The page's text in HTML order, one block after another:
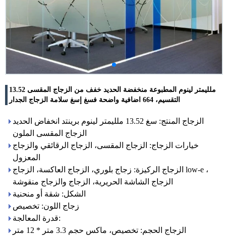
13.52 ملليمتر لينوم المطبوعة منخفضة الحديد خفف من الزجاج المقسى
التقسيم، 664 اضافية واضحة فسغ إسغ سلامة الزجاج الجدار
الزجاج المنتج: سغ 13.52 ملليمتر لينوم برينتد انخفاض الحديد
الزجاج المقسى الملون
خيارات الزجاج: الزجاج المقسى، الزجاج الرقائقي والزجاج
المعزول
الزجاج الركيزة: زجاج بلوري، الزجاج العاكسة، الزجاج low-e ،
الزجاج الشاشة الحريرية، الزجاج والزجاج منقوشة
الشكل: شقة أو منحنية
قدرة المعالجة:
الزجاج الحجم: تخصيص، ماكس حجم 3.3 متر * 12 متر